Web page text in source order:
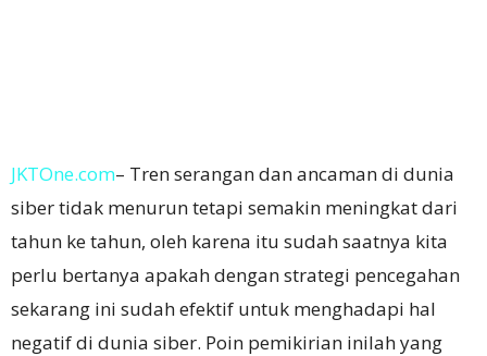
JKTOne.com– Tren serangan dan ancaman di dunia
siber tidak menurun tetapi semakin meningkat dari
tahun ke tahun, oleh karena itu sudah saatnya kita
perlu bertanya apakah dengan strategi pencegahan
sekarang ini sudah efektif untuk menghadapi hal
negatif di dunia siber. Poin pemikirian inilah yang